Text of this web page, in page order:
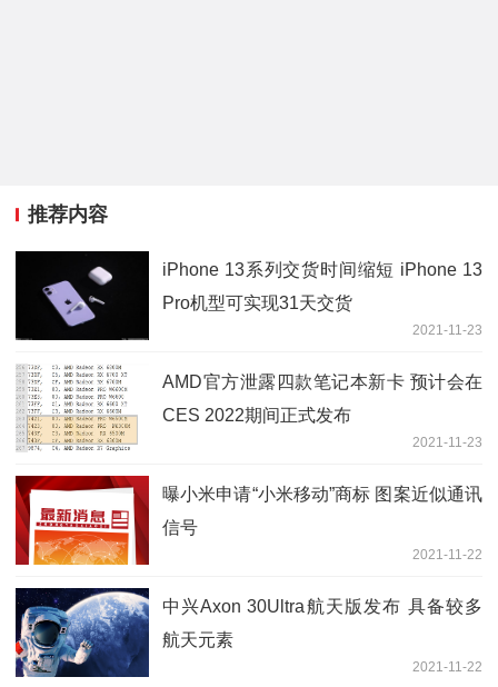
推荐内容
iPhone 13系列交货时间缩短 iPhone 13
Pro机型可实现31天交货
2021-11-23
AMD官方泄露四款笔记本新卡 预计会在
CES 2022期间正式发布
2021-11-23
曝小米申请“小米移动”商标 图案近似通讯
信号
2021-11-22
中兴Axon 30Ultra航天版发布 具备较多
航天元素
2021-11-22